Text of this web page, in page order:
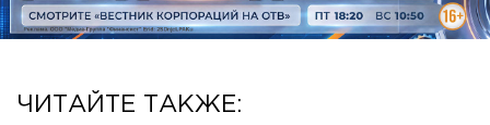
ЧИТАЙТЕ ТАКЖЕ: